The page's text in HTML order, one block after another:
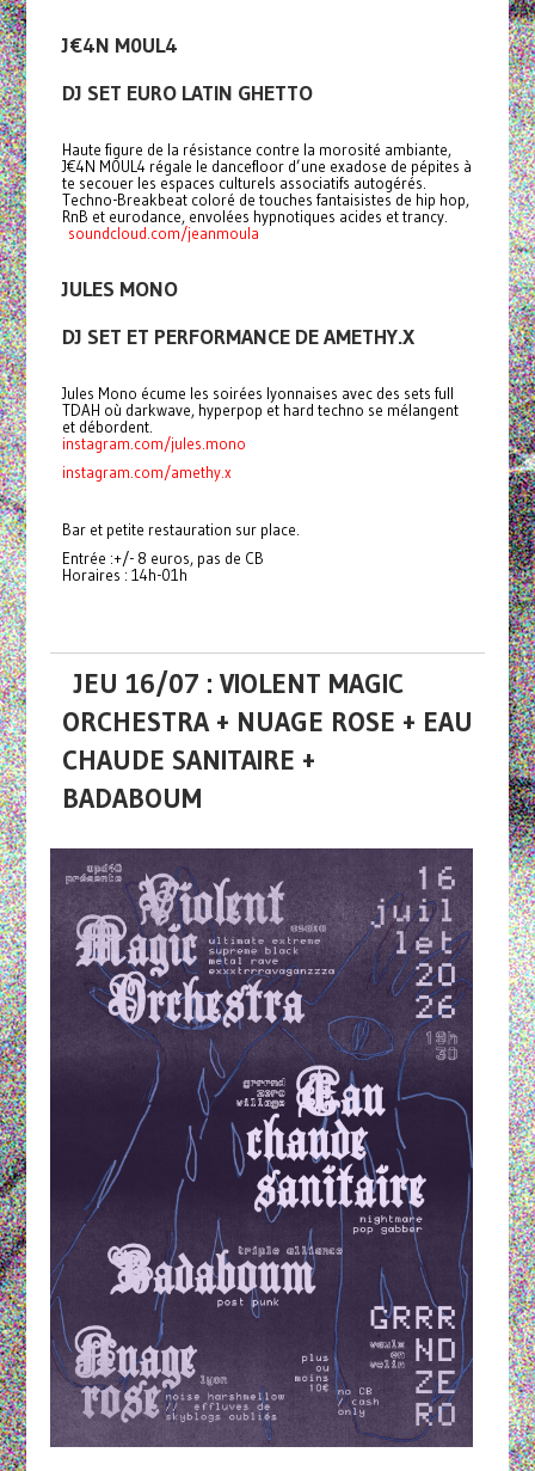
J€4N M0UL4
DJ SET EURO LATIN GHETTO
Haute figure de la résistance contre la morosité ambiante,
J€4N M0UL4 régale le dancefloor d’une exadose de pépites à
te secouer les espaces culturels associatifs autogérés.
Techno-Breakbeat coloré de touches fantaisistes de hip hop,
RnB et eurodance, envolées hypnotiques acides et trancy.
soundcloud.com/jeanmoula
JULES MONO
DJ SET ET PERFORMANCE DE AMETHY.X
Jules Mono écume les soirées lyonnaises avec des sets full
TDAH où darkwave, hyperpop et hard techno se mélangent
et débordent.
instagram.com/jules.mono
instagram.com/amethy.x
Bar et petite restauration sur place.
Entrée :+/- 8 euros, pas de CB
Horaires : 14h-01h
JEU 16/07 : VIOLENT MAGIC
ORCHESTRA + NUAGE ROSE + EAU
CHAUDE SANITAIRE +
BADABOUM